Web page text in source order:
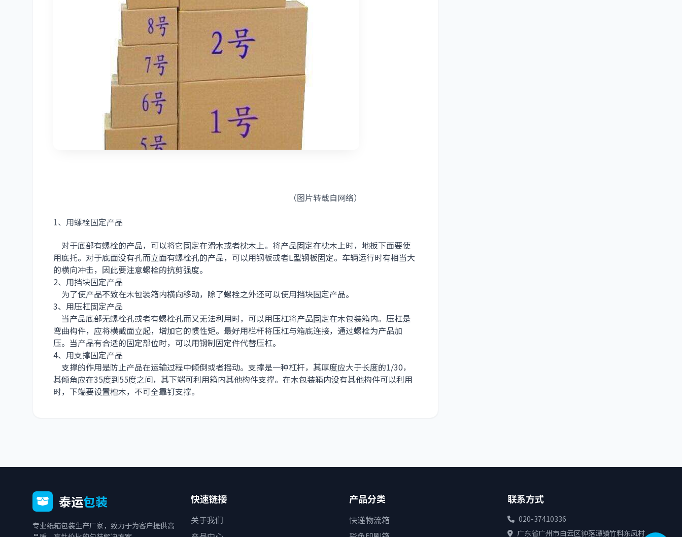
（图片转载自网络）
1、用螺栓固定产品
对于底部有螺栓的产品，可以将它固定在滑木或者枕木上。将产品固定在枕木上时，地板下面要使
用底托。对于底面没有孔而立面有螺栓孔的产品，可以用钢板或者L型钢板固定。车辆运行时有相当大
的横向冲击，因此要注意螺栓的抗剪强度。
2、用挡块固定产品
为了使产品不致在木包装箱内横向移动，除了螺栓之外还可以使用挡块固定产品。
3、用压杠固定产品
当产品底部无螺栓孔或者有螺栓孔而又无法利用时，可以用压杠将产品固定在木包装箱内。压杠是
弯曲构件，应将横截面立起，增加它的惯性矩。最好用栏杆将压杠与箱底连接，通过螺栓为产品加
压。当产品有合适的固定部位时，可以用钢制固定件代替压杠。
4、用支撑固定产品
支撑的作用是防止产品在运输过程中倾倒或者摇动。支撑是一种杠杆，其厚度应大于长度的1/30，
其倾角应在35度到55度之间，其下端可利用箱内其他构件支撑。在木包装箱内没有其他构件可以利用
时，下端要设置槽木，不可全靠钉支撑。
泰运包装
专业纸箱包装生产厂家，致力于为客户提供高
快速链接
关于我们
产品分类
快递物流箱
联系方式
020-37410336
广东省广州市白云区钟落潭镇竹料东凤村